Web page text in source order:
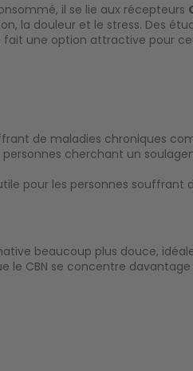
il se lie aux récepteurs
la douleur et le stress. Des
fait une option attractive pour
de maladies chroniques
cherchant un
pour les personnes souffrant
beaucoup plus douce,
le CBN se concentre davantage